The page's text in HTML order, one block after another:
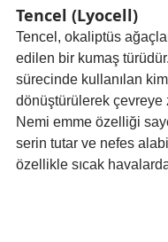
Tencel (Lyocell)
Tencel, okaliptüs
edilen bir kumaş
sürecinde kullanılan
dönüştürülerek çevreye
Nemi emme özelliği
serin tutar ve nefes
özellikle sıcak